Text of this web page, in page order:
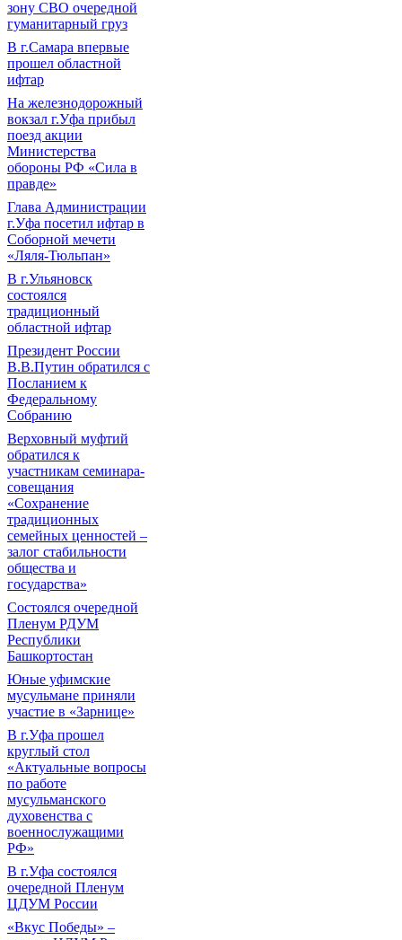
зону СВО очередной
гуманитарный груз
В г.Самара впервые
прошел областной
ифтар
На железнодорожный
вокзал г.Уфа прибыл
поезд акции
Министерства
обороны РФ «Сила в
правде»
Глава Администрации
г.Уфа посетил ифтар в
Соборной мечети
«Ляля-Тюльпан»
В г.Ульяновск
состоялся
традиционный
областной ифтар
Президент России
В.В.Путин обратился с
Посланием к
Федеральному
Собранию
Верховный муфтий
обратился к
участникам семинара-
совещания
«Сохранение
традиционных
семейных ценностей –
залог стабильности
общества и
государства»
Состоялся очередной
Пленум РДУМ
Республики
Башкортостан
Юные уфимские
мусульмане приняли
участие в «Зарнице»
В г.Уфа прошел
круглый стол
«Актуальные вопросы
по работе
мусульманского
духовенства с
военнослужащими
РФ»
В г.Уфа состоялся
очередной Пленум
ЦДУМ России
«Вкус Победы» –